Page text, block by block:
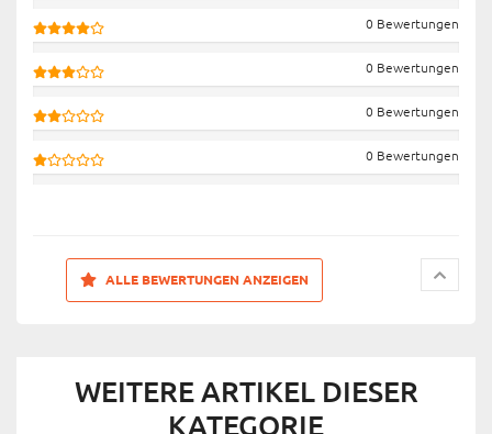
0 Bewertungen
0 Bewertungen
0 Bewertungen
0 Bewertungen
ALLE BEWERTUNGEN ANZEIGEN
WEITERE ARTIKEL DIESER
KATEGORIE